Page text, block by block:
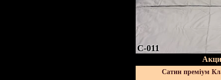
C-011
Сатин преміум